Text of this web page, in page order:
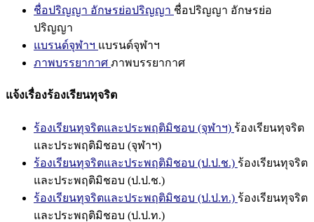
ชื่อปริญญา อักษรย่อปริญญา ชื่อปริญญา อักษรย่อ
ปริญญา
แบรนด์จุฬาฯ แบรนด์จุฬาฯ
ภาพบรรยากาศ ภาพบรรยากาศ
แจ้งเรื่องร้องเรียนทุจริต
ร้องเรียนทุจริตและประพฤติมิชอบ (จุฬาฯ) ร้องเรียนทุจริต
และประพฤติมิชอบ (จุฬาฯ)
ร้องเรียนทุจริตและประพฤติมิชอบ (ป.ป.ช.) ร้องเรียนทุจริต
และประพฤติมิชอบ (ป.ป.ช.)
ร้องเรียนทุจริตและประพฤติมิชอบ (ป.ป.ท.) ร้องเรียนทุจริต
และประพฤติมิชอบ (ป.ป.ท.)